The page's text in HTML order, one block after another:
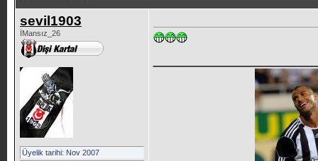
sevil1903
İMansız_26
Üyelik tarihi: Nov 2007